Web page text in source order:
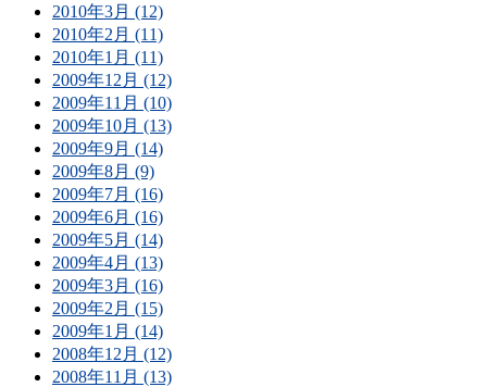
2010年3月 (12)
2010年2月 (11)
2010年1月 (11)
2009年12月 (12)
2009年11月 (10)
2009年10月 (13)
2009年9月 (14)
2009年8月 (9)
2009年7月 (16)
2009年6月 (16)
2009年5月 (14)
2009年4月 (13)
2009年3月 (16)
2009年2月 (15)
2009年1月 (14)
2008年12月 (12)
2008年11月 (13)